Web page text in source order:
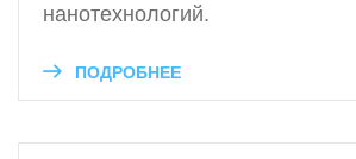
нанотехнологий.
ПОДРОБНЕЕ